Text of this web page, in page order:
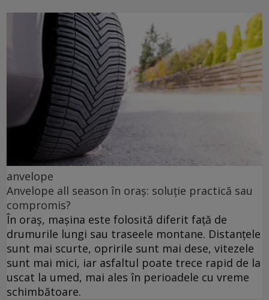
anvelope
Anvelope all season în oraș: soluție practică sau
compromis?
În oraș, mașina este folosită diferit față de
drumurile lungi sau traseele montane. Distanțele
sunt mai scurte, opririle sunt mai dese, vitezele
sunt mai mici, iar asfaltul poate trece rapid de la
uscat la umed, mai ales în perioadele cu vreme
schimbătoare.